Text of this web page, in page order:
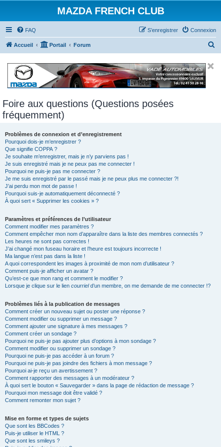
MAZDA FRENCH CLUB
FAQ Connexion
S’enregistrer
Accueil Portail Forum
Foire aux questions (Questions posées
fréquemment)
Problèmes de connexion et d’enregistrement
Pourquoi dois-je m’enregistrer ?
Que signifie COPPA ?
Je souhaite m’enregistrer, mais je n’y parviens pas !
Je suis enregistré mais je ne peux pas me connecter !
Pourquoi ne puis-je pas me connecter ?
Je me suis enregistré par le passé mais je ne peux plus me connecter ?!
J’ai perdu mon mot de passe !
Pourquoi suis-je automatiquement déconnecté ?
À quoi sert « Supprimer les cookies » ?
Paramètres et préférences de l’utilisateur
Comment modifier mes paramètres ?
Comment empêcher mon nom d’apparaître dans la liste des membres connectés ?
Les heures ne sont pas correctes !
J’ai changé mon fuseau horaire et l’heure est toujours incorrecte !
Ma langue n’est pas dans la liste !
A quoi correspondent les images à proximité de mon nom d’utilisateur ?
Comment puis-je afficher un avatar ?
Qu’est-ce que mon rang et comment le modifier ?
Lorsque je clique sur le lien courrield’un membre, on me demande de me connecter !?
Problèmes liés à la publication de messages
Comment créer un nouveau sujet ou poster une réponse ?
Comment modifier ou supprimer un message ?
Comment ajouter une signature à mes messages ?
Comment créer un sondage ?
Pourquoi ne puis-je pas ajouter plus d’options à mon sondage ?
Comment modifier ou supprimer un sondage ?
Pourquoi ne puis-je pas accéder à un forum ?
Pourquoi ne puis-je pas joindre des fichiers à mon message ?
Pourquoi ai-je reçu un avertissement ?
Comment rapporter des messages à un modérateur ?
À quoi sert le bouton « Sauvegarder » dans la page de rédaction de message ?
Pourquoi mon message doit être validé ?
Comment remonter mon sujet ?
Mise en forme et types de sujets
Que sont les BBCodes ?
Puis-je utiliser le HTML ?
Que sont les smileys ?